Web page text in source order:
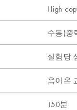
High-
수동(중
실험당
음이온
150분